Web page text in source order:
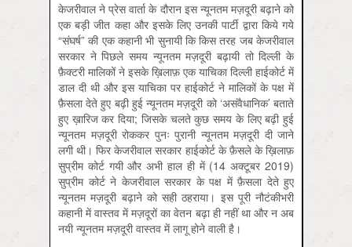
केजरीवाल ने प्रेस वार्ता के दौरान इस न्यूनतम मज़दूरी बढ़ाने को
एक बड़ी जीत कहा और इसके लिए उनकी पार्टी द्वारा किये गये
“संघर्ष” की एक कहानी भी सुनायी कि किस तरह जब केजरीवाल
सरकार ने पिछले समय न्यूनतम मज़दूरी बढ़ायी तो दिल्ली के
फ़ैक्टरी मालिकों ने इसके ख़िलाफ़ एक याचिका दिल्ली हाईकोर्ट में
डाल दी थी और इस याचिका पर हाईकोर्ट ने मालिकों के पक्ष में
फ़ैसला देते हुए बढ़ी हुई न्यूनतम मज़दूरी को ‘असंवैधानिक’ बताते
हुए ख़ारिज कर दिया; जिसके चलते कुछ समय के लिए बढ़ी हुई
न्यूनतम मज़दूरी रोककर पुनः पुरानी न्यूनतम मज़दूरी दी जाने
लगी थी। फिर केजरीवाल सरकार हाईकोर्ट के फ़ैसले के ख़िलाफ़
सुप्रीम कोर्ट गयी और अभी हाल ही में (14 अक्टूबर 2019)
सुप्रीम कोर्ट ने केजरीवाल सरकार के पक्ष में फ़ैसला देते हुए
न्यूनतम मज़दूरी बढ़ाने को सही ठहराया। इस पूरी नौटंकीभरी
कहानी में वास्तव में मज़दूरों का वेतन बढ़ा ही नहीं था और न अब
नयी न्यूनतम मज़दूरी वास्तव में लागू होने वाली है।